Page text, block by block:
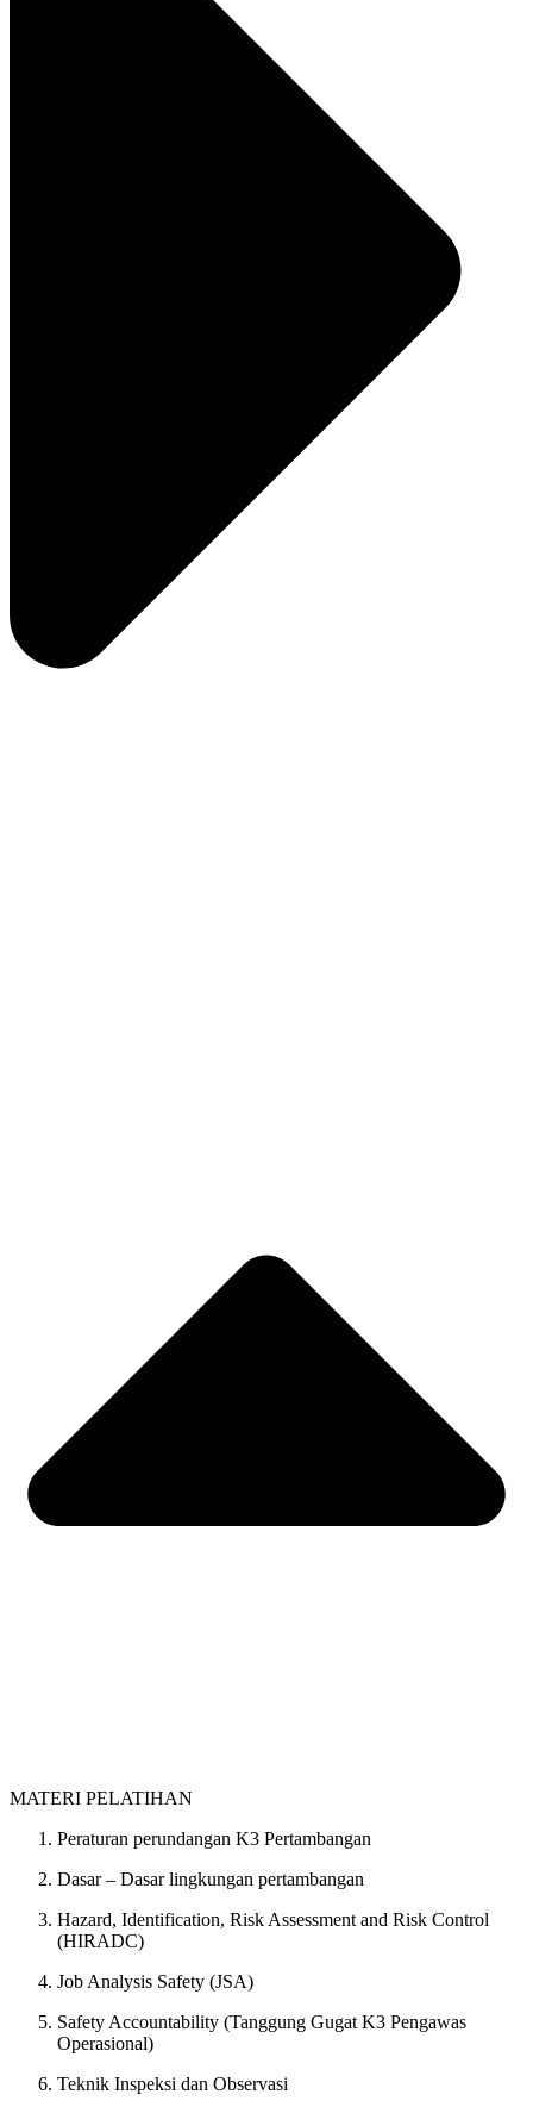
MATERI PELATIHAN
Peraturan perundangan K3 Pertambangan
Dasar – Dasar lingkungan pertambangan
Hazard, Identification, Risk Assessment and Risk Control
(HIRADC)
Job Analysis Safety (JSA)
Safety Accountability (Tanggung Gugat K3 Pengawas
Operasional)
Teknik Inspeksi dan Observasi